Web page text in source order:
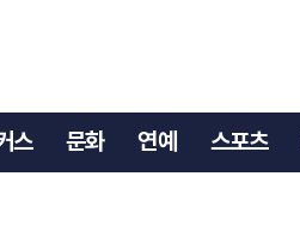
스 문화 연예 스포츠
검정고시 시행계획 공고